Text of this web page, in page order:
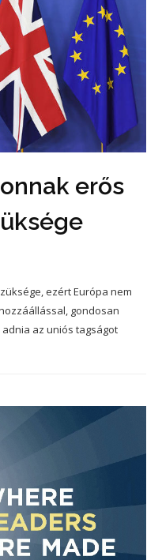
erős
ezért Európa nem
gondosan
az uniós tagságot